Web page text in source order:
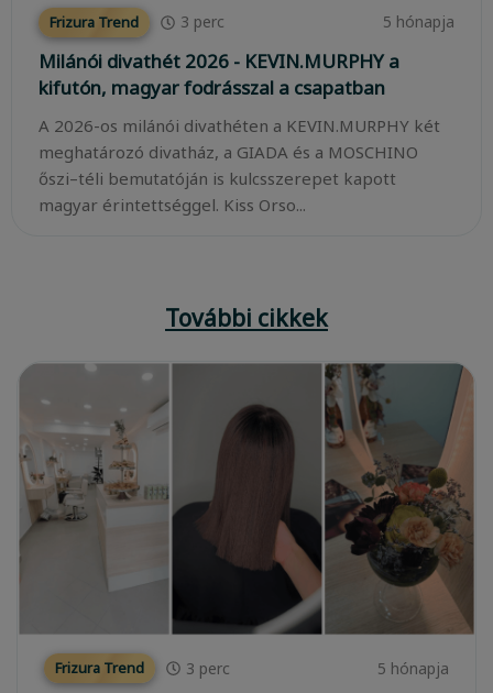
Frizura Trend 3 perc 5 hónapja
Milánói divathét 2026 - KEVIN.MURPHY a
kifutón, magyar fodrásszal a csapatban
A 2026-os milánói divathéten a KEVIN.MURPHY két
meghatározó divatház, a GIADA és a MOSCHINO
őszi–téli bemutatóján is kulcsszerepet kapott
magyar érintettséggel. Kiss Orso...
További cikkek
Frizura Trend 3 perc 5 hónapja